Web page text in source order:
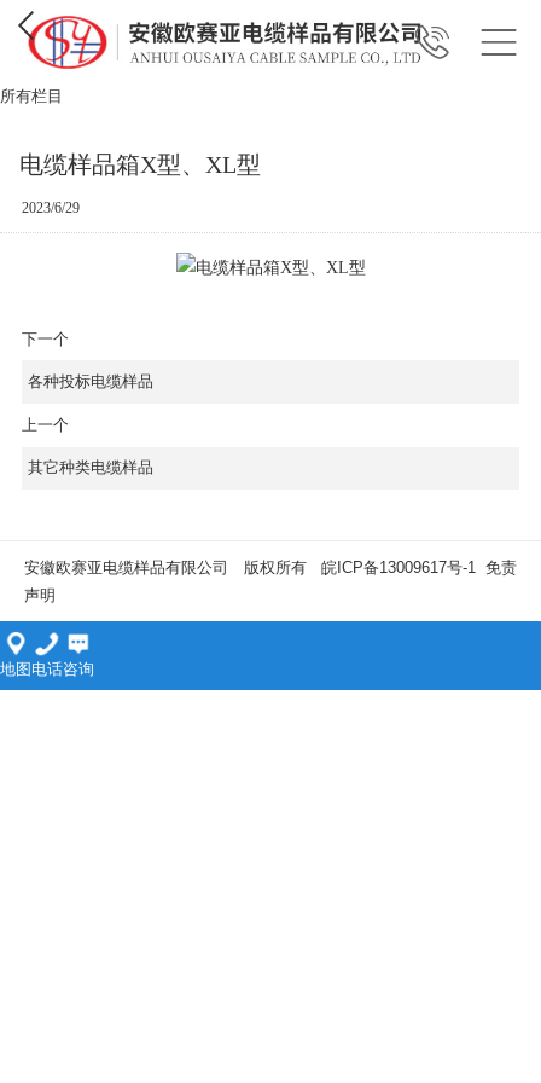
所有栏目
电缆样品箱X型、XL型
2023/6/29
下一个
各种投标电缆样品
上一个
其它种类电缆样品
安徽欧赛亚电缆样品有限公司 版权所有 皖ICP备13009617号-1
免责
声明
地图 电话咨询